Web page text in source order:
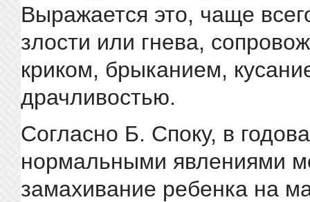
Выражается это, чаще
злости или гнева,
криком, брыканием,
драчливостью.
Согласно Б. Споку, в
нормальными явлениями
замахивание ребенка на